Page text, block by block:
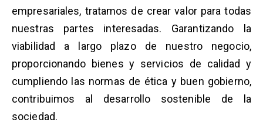
empresariales, tratamos de crear valor para todas
nuestras partes interesadas. Garantizando la
viabilidad a largo plazo de nuestro negocio,
proporcionando bienes y servicios de calidad y
cumpliendo las normas de ética y buen gobierno,
contribuimos al desarrollo sostenible de la
sociedad.